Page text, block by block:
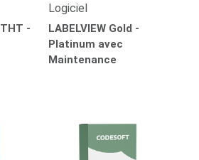
-
Logiciel
LABELVIEW Gold -
Platinum avec
Maintenance